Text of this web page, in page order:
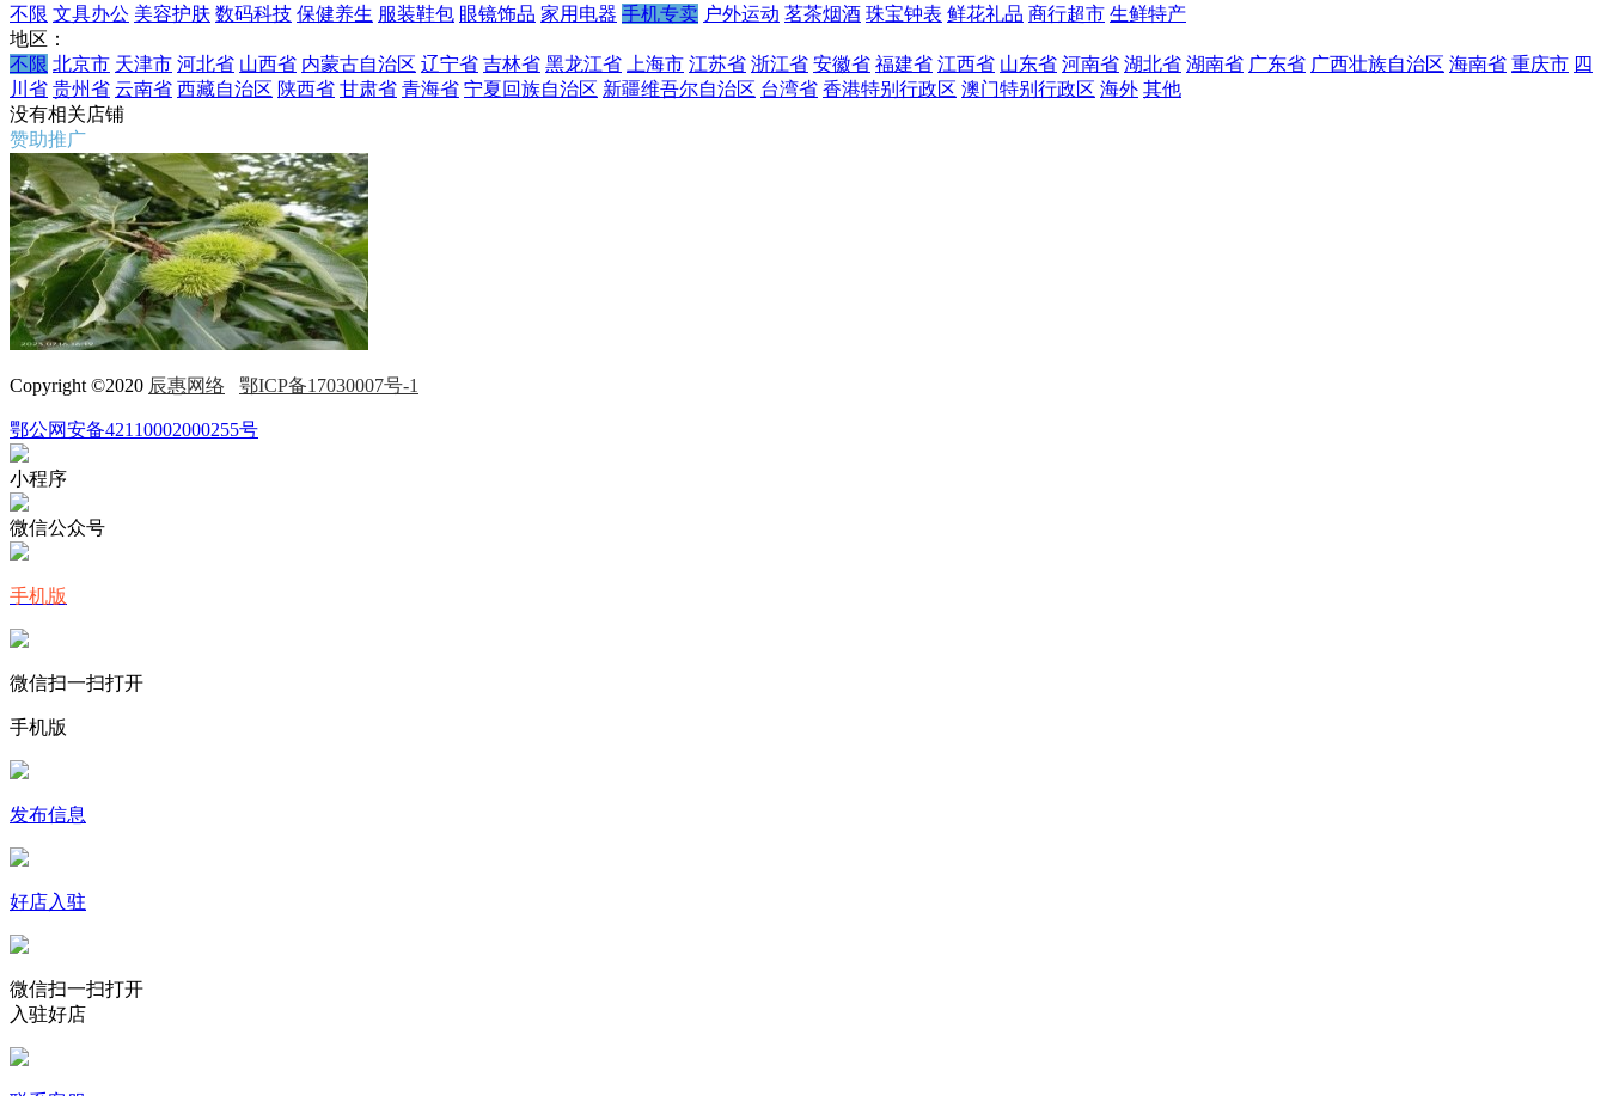
不限 文具办公 美容护肤 数码科技 保健养生 服装鞋包 眼镜饰品 家用电器 手机专卖 户外运动 茗茶烟酒 珠宝钟表 鲜花礼品 商行超市 生鲜特产
地区：
不限 北京市 天津市 河北省 山西省 内蒙古自治区 辽宁省 吉林省 黑龙江省 上海市 江苏省 浙江省 安徽省 福建省 江西省 山东省 河南省 湖北省 湖南省 广东省 广西壮族自治区 海南省 重庆市 四
川省 贵州省 云南省 西藏自治区 陕西省 甘肃省 青海省 宁夏回族自治区 新疆维吾尔自治区 台湾省 香港特别行政区 澳门特别行政区 海外 其他
没有相关店铺
赞助推广
Copyright ©2020 辰惠网络 鄂ICP备17030007号-1
鄂公网安备42110002000255号
小程序
微信公众号
手机版
微信扫一扫打开
手机版
发布信息
好店入驻
微信扫一扫打开
入驻好店